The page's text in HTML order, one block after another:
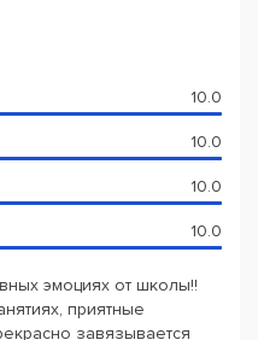
10.0
10.0
10.0
10.0
эмоциях от школы!!
приятные
завязывается